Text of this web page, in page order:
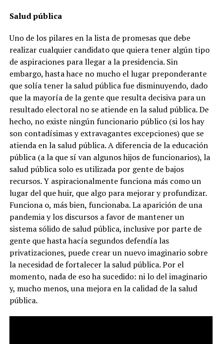
Salud pública
Uno de los pilares en la lista de promesas que debe
realizar cualquier candidato que quiera tener algún tipo
de aspiraciones para llegar a la presidencia. Sin
embargo, hasta hace no mucho el lugar preponderante
que solía tener la salud pública fue disminuyendo, dado
que la mayoría de la gente que resulta decisiva para un
resultado electoral no se atiende en la salud pública. De
hecho, no existe ningún funcionario público (si los hay
son contadísimas y extravagantes excepciones) que se
atienda en la salud pública. A diferencia de la educación
pública (a la que sí van algunos hijos de funcionarios), la
salud pública solo es utilizada por gente de bajos
recursos. Y aspiracionalmente funciona más como un
lugar del que huir, que algo para mejorar y profundizar.
Funciona o, más bien, funcionaba. La aparición de una
pandemia y los discursos a favor de mantener un
sistema sólido de salud pública, inclusive por parte de
gente que hasta hacía segundos defendía las
privatizaciones, puede crear un nuevo imaginario sobre
la necesidad de fortalecer la salud pública. Por el
momento, nada de eso ha sucedido: ni lo del imaginario
y, mucho menos, una mejora en la calidad de la salud
pública.